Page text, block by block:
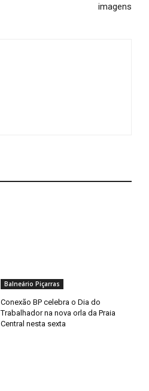
imagens
Balneário Piçarras
Conexão BP celebra o Dia do
Trabalhador na nova orla da Praia
Central nesta sexta